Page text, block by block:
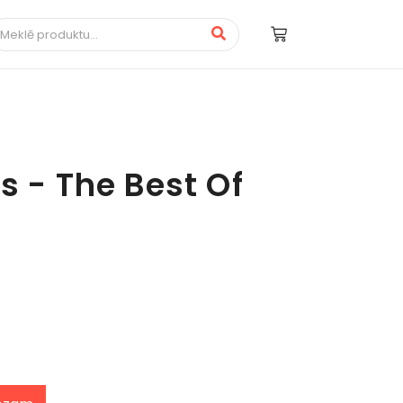
- The Best Of